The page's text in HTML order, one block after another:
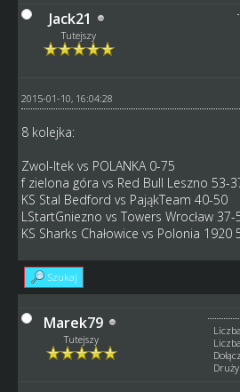
Jack21
Tutejszy
2015-01-10, 16:04:28
8 kolejka:
Zwol-Itek vs POLANKA 0-75
f zielona góra vs Red Bull Leszno 53-
KS Stal Bedford vs PająkTeam 40-50
LStartGniezno vs Towers Wrocław 37-
KS Sharks Chałowice vs Polonia 1920
Szukaj
Marek79
Tutejszy